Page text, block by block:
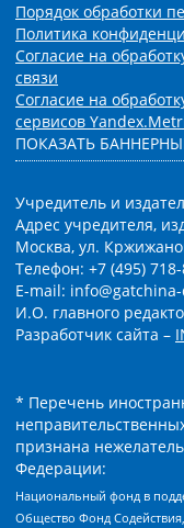
Порядок обработки
Политика
Согласие на
связи
Согласие на
сервисов
ПОКАЗАТЬ
Учредитель и
Адрес учредителя,
Москва, ул.
Телефон: +7 (495) 718-
E-mail:
И.О. главного
Разработчик сайта –
* Перечень
признана
Федерации:
Национальный фонд в
Общество Фонд